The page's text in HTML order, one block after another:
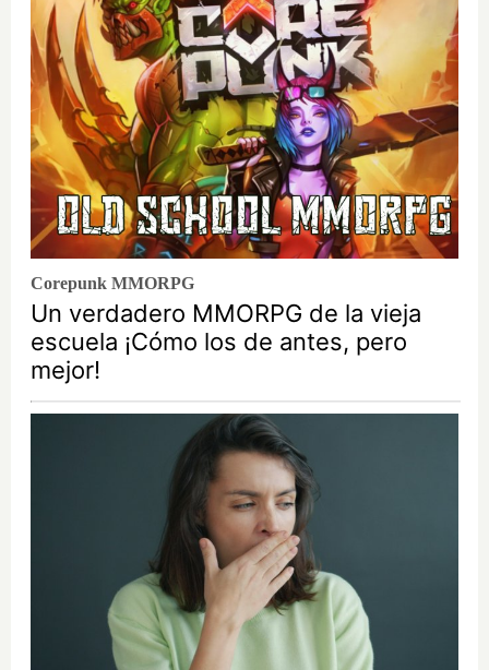
Corepunk MMORPG
Un verdadero MMORPG de la vieja
escuela ¡Cómo los de antes, pero
mejor!